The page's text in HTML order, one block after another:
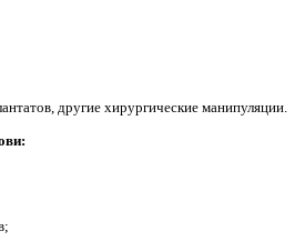
другие хирургические манипуляции.